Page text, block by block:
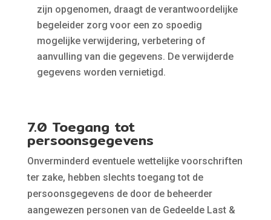
zijn opgenomen, draagt de verantwoordelijke
begeleider zorg voor een zo spoedig
mogelijke verwijdering, verbetering of
aanvulling van die gegevens. De verwijderde
gegevens worden vernietigd.
7.0 Toegang tot
persoonsgegevens
Onverminderd eventuele wettelijke voorschriften
ter zake, hebben slechts toegang tot de
persoonsgegevens de door de beheerder
aangewezen personen van de Gedeelde Last &